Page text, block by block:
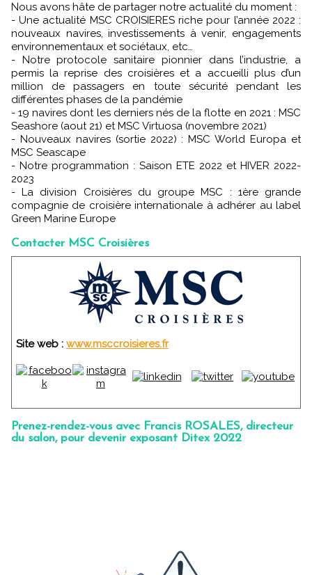
Nous avons hâte de partager notre actualité du moment :
- Une actualité MSC CROISIERES riche pour l’année 2022 :
nouveaux navires, investissements à venir, engagements
environnementaux et sociétaux, etc…
- Notre protocole sanitaire pionnier dans l’industrie, a
permis la reprise des croisières et a accueilli plus d’un
million de passagers en toute sécurité pendant les
différentes phases de la pandémie
- 19 navires dont les derniers nés de la flotte en 2021 : MSC
Seashore (aout 21) et MSC Virtuosa (novembre 2021)
- Nouveaux navires (sortie 2022) : MSC World Europa et
MSC Seascape
- Notre programmation : Saison ETE 2022 et HIVER 2022-
2023
- La division Croisières du groupe MSC : 1ère grande
compagnie de croisière internationale à adhérer au label
Green Marine Europe
Contacter MSC Croisières
Site web : www.msccroisieres.fr
Prenez-rendez-vous avec Francis ROSALES, directeur
du salon, pour devenir exposant Ditex 2022